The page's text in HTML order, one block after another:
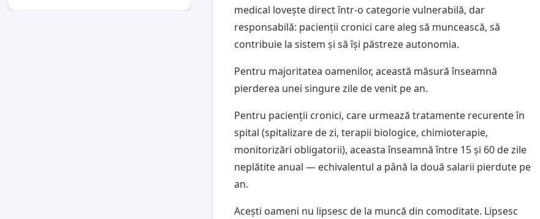
medical lovește direct într-o categorie vulnerabilă, dar
responsabilă: pacienții cronici care aleg să muncească, să
contribuie la sistem și să își păstreze autonomia.
Pentru majoritatea oamenilor, această măsură înseamnă
pierderea unei singure zile de venit pe an.
Pentru pacienții cronici, care urmează tratamente recurente în
spital (spitalizare de zi, terapii biologice, chimioterapie,
monitorizări obligatorii), aceasta înseamnă între 15 și 60 de zile
neplătite anual — echivalentul a până la două salarii pierdute pe
an.
Acești oameni nu lipsesc de la muncă din comoditate. Lipsesc